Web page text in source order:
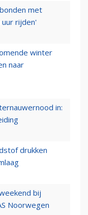
met
rijden'
winter
naar
in:
drukken
bij
Noorwegen